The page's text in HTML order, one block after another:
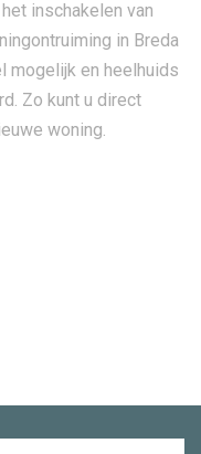
inschakelen van
in Breda
mogelijk en heelhuids
Zo kunt u direct
woning.